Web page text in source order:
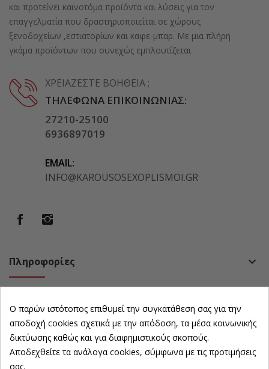
και προτείνει καινοτόμα προϊόντα και λύσεις για τον
επαγγελματία που δραστηριοποιείται σε χώρους
ξενοδοχείων ,εστιατορίων και καφε-μπαρ. Με μια πλήρη
γκάμα προϊόντων που συνεχώς εμπλουτίζεται
ΧΡΕΙΆΖΕΣΤΕ ΒΟΉΘΕΙΑ ;
ΤΗΛΈΦΩΝΑ ΕΠΙΚΟΙΝΩΝΊΑΣ:
27210-25100
6936897019
EMAIL:
INFO@KAROUSOSEXOPLISMOI.GR
Πληροφορίες keyboard_arrow_down
Πολιτική keyboard_arrow_down
Ωράριο Καταστήματος keyboard_arrow_down
Newsletter
Ο παρών ιστότοπος επιθυμεί την συγκατάθεση σας για την
αποδοχή cookies σχετικά με την απόδοση, τα μέσα κοινωνικής
δικτύωσης καθώς και για διαφημιστικούς σκοπούς.
Αποδεχθείτε τα ανάλογα cookies, σύμφωνα με τις προτιμήσεις
σας.